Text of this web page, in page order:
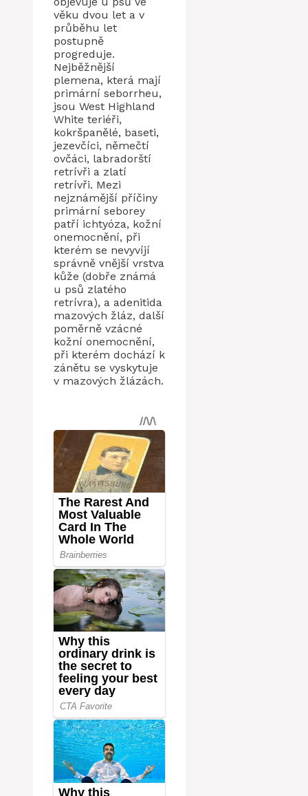
věku dvou let a v
průběhu let
postupně
progreduje.
Nejběžnější
plemena, která mají
primární seborrheu,
jsou West Highland
White teriéři,
kokršpanělé, baseti,
jezevčíci, němečtí
ovčáci, labradorští
retrívři a zlatí
retrívři. Mezi
nejznámější příčiny
primární seborey
patří ichtyóza, kožní
onemocnění, při
kterém se nevyvíjí
správně vnější vrstva
kůže (dobře známá
u psů zlatého
retrívra), a adenitida
mazových žláz, další
poměrně vzácné
kožní onemocnění,
při kterém dochází k
zánětu se vyskytuje
v mazových žlázách.